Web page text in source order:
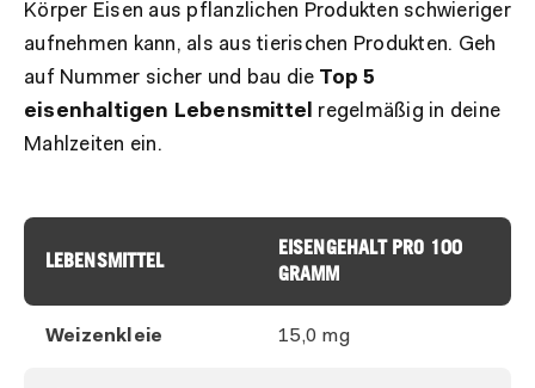
Körper Eisen aus pflanzlichen Produkten schwieriger
aufnehmen kann, als aus tierischen Produkten. Geh
auf Nummer sicher und bau die Top 5
eisenhaltigen Lebensmittel regelmäßig in deine
Mahlzeiten ein.
LEBENSMITTEL
EISENGEHALT PRO 100
GRAMM
Weizenkleie 15,0 mg